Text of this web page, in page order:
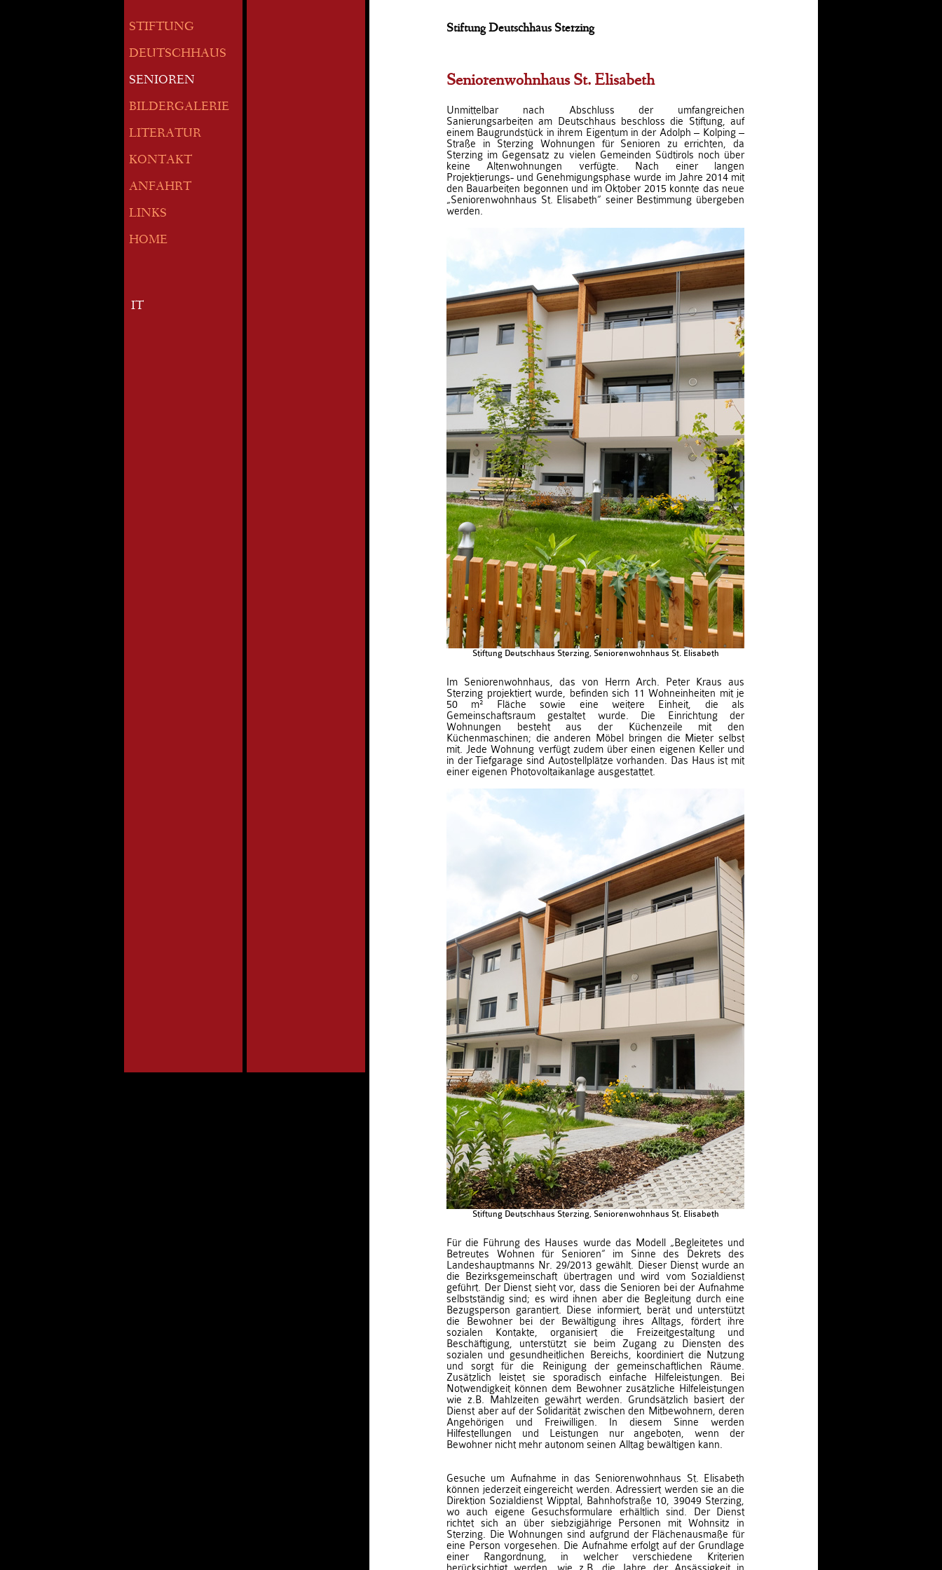
STIFTUNG
DEUTSCHHAUS
SENIOREN
BILDERGALERIE
LITERATUR
KONTAKT
ANFAHRT
LINKS
HOME
IT
Stiftung Deutschhaus Sterzing
Seniorenwohnhaus St. Elisabeth
Unmittelbar nach Abschluss der umfangreichen
Sanierungsarbeiten am Deutschhaus beschloss die Stiftung, auf
einem Baugrundstück in ihrem Eigentum in der Adolph – Kolping –
Straße in Sterzing Wohnungen für Senioren zu errichten, da
Sterzing im Gegensatz zu vielen Gemeinden Südtirols noch über
keine Altenwohnungen verfügte. Nach einer langen
Projektierungs- und Genehmigungsphase wurde im Jahre 2014 mit
den Bauarbeiten begonnen und im Oktober 2015 konnte das neue
„Seniorenwohnhaus St. Elisabeth“ seiner Bestimmung übergeben
werden.
Stiftung Deutschhaus Sterzing, Seniorenwohnhaus St. Elisabeth
Im Seniorenwohnhaus, das von Herrn Arch. Peter Kraus aus
Sterzing projektiert wurde, befinden sich 11 Wohneinheiten mit je
50 m² Fläche sowie eine weitere Einheit, die als
Gemeinschaftsraum gestaltet wurde. Die Einrichtung der
Wohnungen besteht aus der Küchenzeile mit den
Küchenmaschinen; die anderen Möbel bringen die Mieter selbst
mit. Jede Wohnung verfügt zudem über einen eigenen Keller und
in der Tiefgarage sind Autostellplätze vorhanden. Das Haus ist mit
einer eigenen Photovoltaikanlage ausgestattet.
Stiftung Deutschhaus Sterzing, Seniorenwohnhaus St. Elisabeth
Für die Führung des Hauses wurde das Modell „Begleitetes und
Betreutes Wohnen für Senioren“ im Sinne des Dekrets des
Landeshauptmanns Nr. 29/2013 gewählt. Dieser Dienst wurde an
die Bezirksgemeinschaft übertragen und wird vom Sozialdienst
geführt. Der Dienst sieht vor, dass die Senioren bei der Aufnahme
selbstständig sind; es wird ihnen aber die Begleitung durch eine
Bezugsperson garantiert. Diese informiert, berät und unterstützt
die Bewohner bei der Bewältigung ihres Alltags, fördert ihre
sozialen Kontakte, organisiert die Freizeitgestaltung und
Beschäftigung, unterstützt sie beim Zugang zu Diensten des
sozialen und gesundheitlichen Bereichs, koordiniert die Nutzung
und sorgt für die Reinigung der gemeinschaftlichen Räume.
Zusätzlich leistet sie sporadisch einfache Hilfeleistungen. Bei
Notwendigkeit können dem Bewohner zusätzliche Hilfeleistungen
wie z.B. Mahlzeiten gewährt werden. Grundsätzlich basiert der
Dienst aber auf der Solidarität zwischen den Mitbewohnern, deren
Angehörigen und Freiwilligen. In diesem Sinne werden
Hilfestellungen und Leistungen nur angeboten, wenn der
Bewohner nicht mehr autonom seinen Alltag bewältigen kann.
Gesuche um Aufnahme in das Seniorenwohnhaus St. Elisabeth
können jederzeit eingereicht werden. Adressiert werden sie an die
Direktion Sozialdienst Wipptal, Bahnhofstraße 10, 39049 Sterzing,
wo auch eigene Gesuchsformulare erhältlich sind. Der Dienst
richtet sich an über siebzigjährige Personen mit Wohnsitz in
Sterzing. Die Wohnungen sind aufgrund der Flächenausmaße für
eine Person vorgesehen. Die Aufnahme erfolgt auf der Grundlage
einer Rangordnung, in welcher verschiedene Kriterien
berücksichtigt werden, wie z.B. die Jahre der Ansässigkeit in